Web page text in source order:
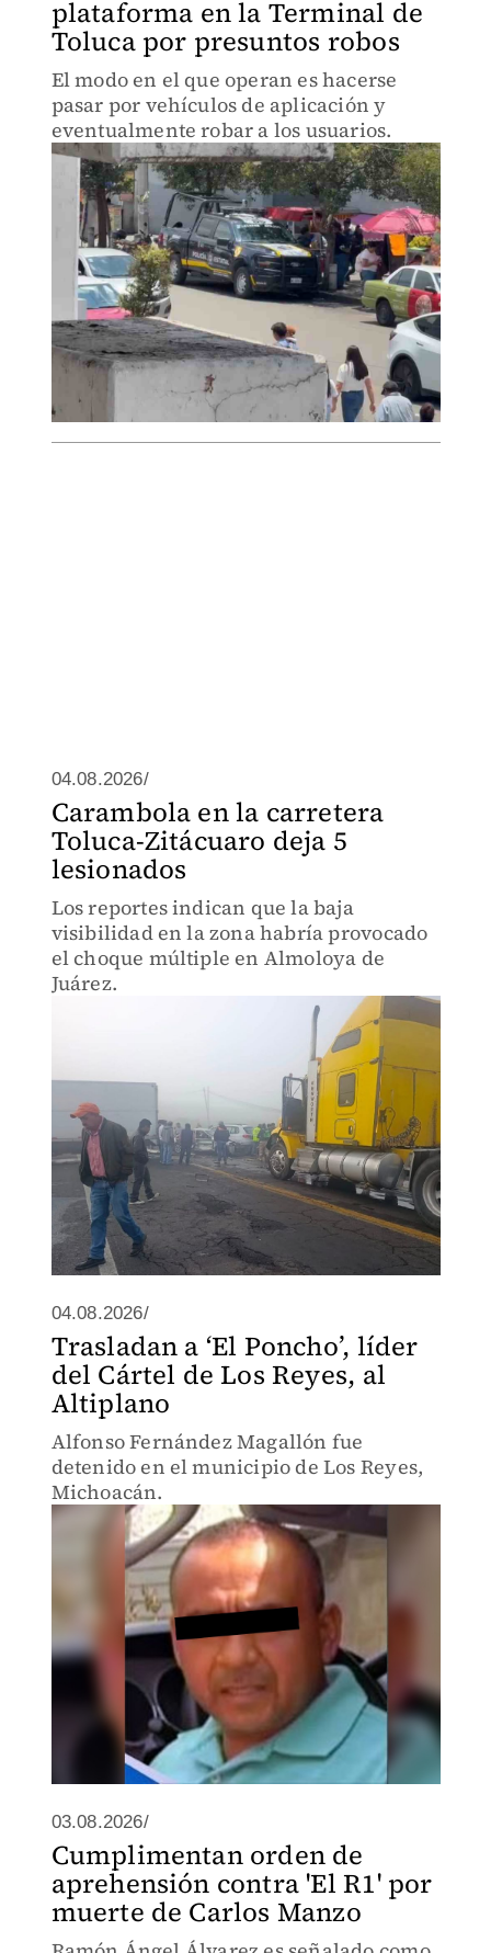
plataforma en la Terminal de
Toluca por presuntos robos
El modo en el que operan es hacerse
pasar por vehículos de aplicación y
eventualmente robar a los usuarios.
04.08.2026/
Carambola en la carretera
Toluca-Zitácuaro deja 5
lesionados
Los reportes indican que la baja
visibilidad en la zona habría provocado
el choque múltiple en Almoloya de
Juárez.
04.08.2026/
Trasladan a ‘El Poncho’, líder
del Cártel de Los Reyes, al
Altiplano
Alfonso Fernández Magallón fue
detenido en el municipio de Los Reyes,
Michoacán.
03.08.2026/
Cumplimentan orden de
aprehensión contra 'El R1' por
muerte de Carlos Manzo